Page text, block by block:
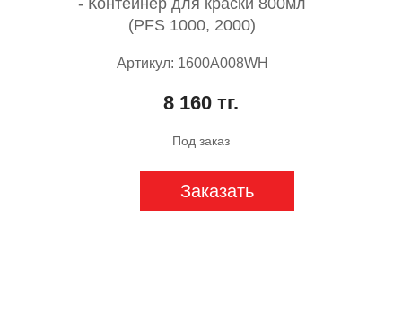
- Контейнер для краски 800мл
(PFS 1000, 2000)
Артикул: 1600A008WH
8 160 тг.
Под заказ
Заказать